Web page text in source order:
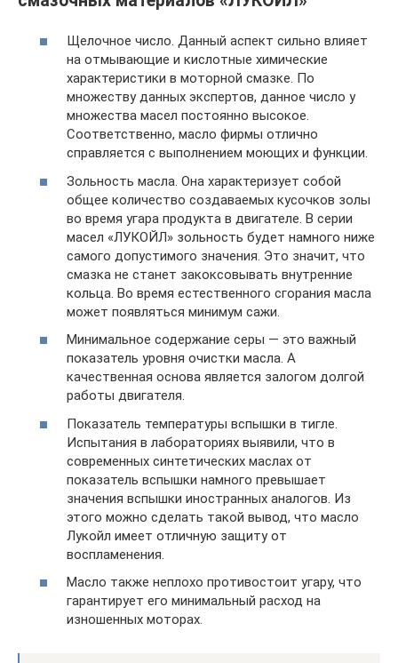
Щелочное число. Данный аспект сильно влияет
на отмывающие и кислотные химические
характеристики в моторной смазке. По
множеству данных экспертов, данное число у
множества масел постоянно высокое.
Соответственно, масло фирмы отлично
справляется с выполнением моющих и функции.
Зольность масла. Она характеризует собой
общее количество создаваемых кусочков золы
во время угара продукта в двигателе. В серии
масел «ЛУКОЙЛ» зольность будет намного ниже
самого допустимого значения. Это значит, что
смазка не станет закоксовывать внутренние
кольца. Во время естественного сгорания масла
может появляться минимум сажи.
Минимальное содержание серы — это важный
показатель уровня очистки масла. А
качественная основа является залогом долгой
работы двигателя.
Показатель температуры вспышки в тигле.
Испытания в лабораториях выявили, что в
современных синтетических маслах от
показатель вспышки намного превышает
значения вспышки иностранных аналогов. Из
этого можно сделать такой вывод, что масло
Лукойл имеет отличную защиту от
воспламенения.
Масло также неплохо противостоит угару, что
гарантирует его минимальный расход на
изношенных моторах.